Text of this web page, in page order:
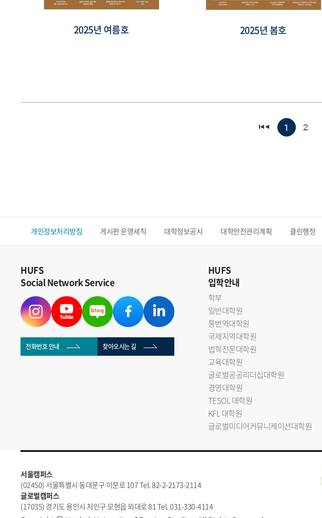
2025년 여름호 2025년 봄호
1 2
개인정보처리방침 게시판 운영세칙 대학정보공시 대학안전관리계획 클린행정
HUFS
Social Network Service
전화번호 안내 찾아오시는 길
HUFS
입학안내
학부
일반대학원
통번역대학원
국제지역대학원
법학전문대학원
교육대학원
글로벌공공리더십대학원
경영대학원
TESOL 대학원
KFL 대학원
글로벌미디어커뮤니케이션대학원
서울캠퍼스
(02450) 서울특별시 동대문구 이문로 107 Tel. 82-2-2173-2114
글로벌캠퍼스
(17035) 경기도 용인시 처인구 모현읍 외대로 81 Tel. 031-330-4114